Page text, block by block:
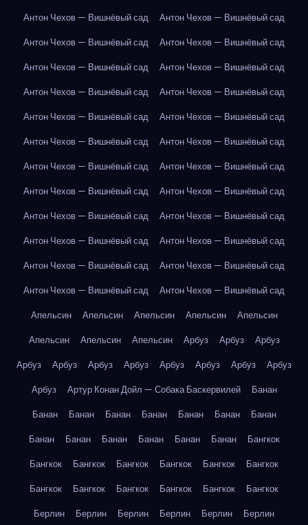
Антон Чехов — Вишнёвый сад
Антон Чехов — Вишнёвый сад
Антон Чехов — Вишнёвый сад
Антон Чехов — Вишнёвый сад
Антон Чехов — Вишнёвый сад
Антон Чехов — Вишнёвый сад
Антон Чехов — Вишнёвый сад
Антон Чехов — Вишнёвый сад
Антон Чехов — Вишнёвый сад
Антон Чехов — Вишнёвый сад
Антон Чехов — Вишнёвый сад
Антон Чехов — Вишнёвый сад
Антон Чехов — Вишнёвый сад
Антон Чехов — Вишнёвый сад
Антон Чехов — Вишнёвый сад
Антон Чехов — Вишнёвый сад
Антон Чехов — Вишнёвый сад
Антон Чехов — Вишнёвый сад
Антон Чехов — Вишнёвый сад
Антон Чехов — Вишнёвый сад
Антон Чехов — Вишнёвый сад
Антон Чехов — Вишнёвый сад
Антон Чехов — Вишнёвый сад
Антон Чехов — Вишнёвый сад
Апельсин
Апельсин Апельсин Апельсин
Апельсин
Апельсин
Апельсин Апельсин Арбуз Арбуз
Арбуз
Арбуз
Арбуз Арбуз Арбуз Арбуз Арбуз Арбуз
Арбуз
Арбуз
Артур Конан Дойл — Собака Баскервилей
Банан
Банан
Банан Банан Банан Банан Банан
Банан
Банан
Банан Банан Банан Банан Банан
Бангкок
Бангкок
Бангкок Бангкок Бангкок Бангкок
Бангкок
Бангкок
Бангкок Бангкок Бангкок Бангкок
Бангкок
Берлин
Берлин Берлин Берлин Берлин Берлин